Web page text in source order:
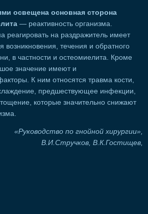
освещена основная сторона
— реактивность организма.
реагировать на раздражитель имеет
возникновения, течения и обратного
в частности и остеомиелита. Кроме
значение имеют и
К ним относятся травма кости,
предшествующее инфекции,
которые значительно снижают
«Руководство по гнойной хирургии»,
В.И.Стручков, В.К.Гостищев,